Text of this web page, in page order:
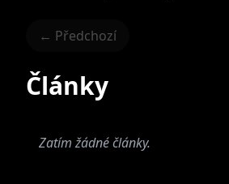
← Předchozí
Články
Zatím žádné články.